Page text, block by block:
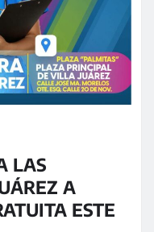
LAS
A
ESTE